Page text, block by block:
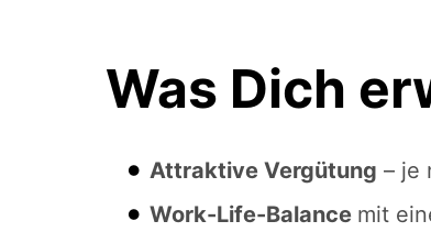
Was Dich
Attraktive Vergütung – je
Work-Life-Balance mit